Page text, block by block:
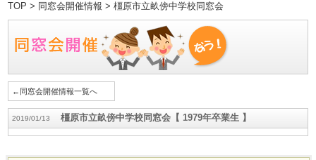
TOP > 同窓会開催情報 > 橿原市立畝傍中学校同窓会
←同窓会開催情報一覧へ
2019/01/13 橿原市立畝傍中学校同窓会【 1979年卒業生 】